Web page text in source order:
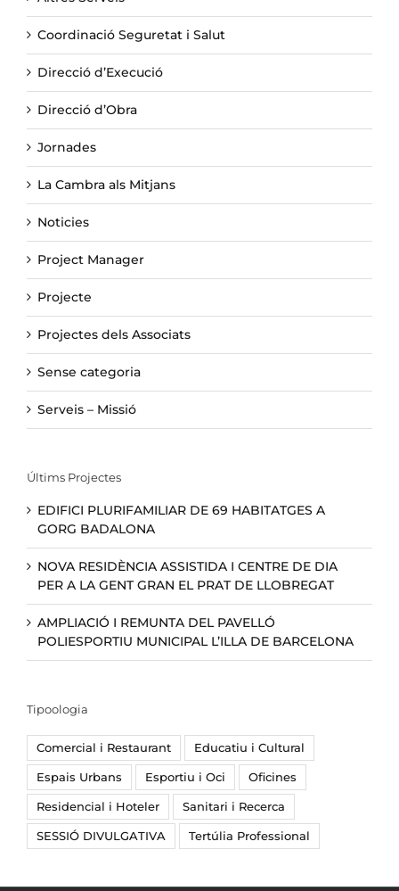
Coordinació Seguretat i Salut
Direcció d’Execució
Direcció d’Obra
Jornades
La Cambra als Mitjans
Noticies
Project Manager
Projecte
Projectes dels Associats
Sense categoria
Serveis – Missió
Últims Projectes
EDIFICI PLURIFAMILIAR DE 69 HABITATGES A
GORG BADALONA
NOVA RESIDÈNCIA ASSISTIDA I CENTRE DE DIA
PER A LA GENT GRAN EL PRAT DE LLOBREGAT
AMPLIACIÓ I REMUNTA DEL PAVELLÓ
POLIESPORTIU MUNICIPAL L’ILLA DE BARCELONA
Tipoologia
Comercial i Restaurant Educatiu i Cultural
Espais Urbans Esportiu i Oci Oficines
Residencial i Hoteler Sanitari i Recerca
SESSIÓ DIVULGATIVA Tertúlia Professional